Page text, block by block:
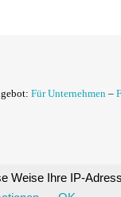
Für Unternehmen –
Weise Ihre IP-